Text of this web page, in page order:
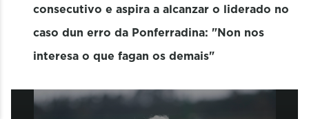
consecutivo e aspira a alcanzar o liderado no
caso dun erro da Ponferradina: "Non nos
interesa o que fagan os demais"